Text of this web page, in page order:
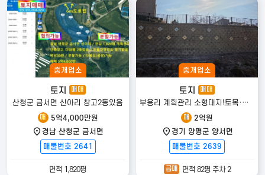
중개업소
토지 매매
산청군 금서면 신아리 창고2동있음
매 5억4,000만원
경남 산청군 금서면
매물번호 2641
면적 1,820평
중개업소
토지 매매
부용리 계획관리 소형대지!토목·주차박스 완료, 두물머리IC 양수역이용권
매
2억원
경기 양평군 양서면
매물번호 2639
급매 면적 82평 주차 2